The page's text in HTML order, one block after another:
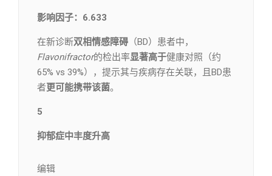
影响因子：6.633
在新诊断双相情感障碍 （BD）患者中，
Flavonifractor的检出率显著高于健康对照（约
65% vs 39%），提示其与疾病存在关联，且BD患
者更可能携带该菌。
5
抑郁症中丰度升高
编辑​